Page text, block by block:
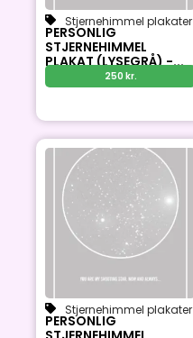
Stjernehimmel plakater
PERSONLIG
STJERNEHIMMEL
PLAKAT (LYSEGRÅ) -...
250 kr.
Stjernehimmel plakater
PERSONLIG